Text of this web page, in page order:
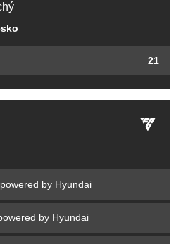
21
by Hyundai
by Hyundai